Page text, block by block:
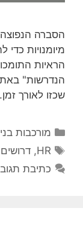
הסברה הנפוצה
מיומנויות
הראיות
הנדרשות"
שכזו לאורך
קטגוריות
מורכבות
תגיות
HR
,דרושים
כתיבת